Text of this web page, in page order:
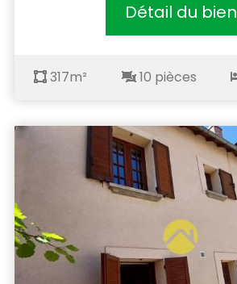
Détail du bien
317m² 10 pièces